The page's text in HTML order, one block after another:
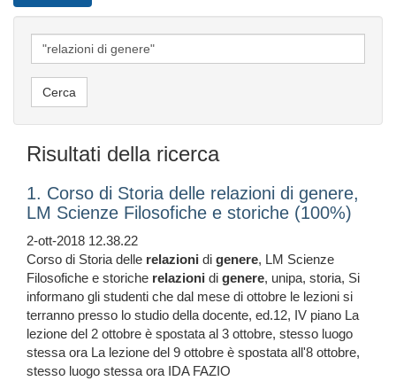
Risultati della ricerca
1. Corso di Storia delle relazioni di genere,
LM Scienze Filosofiche e storiche (100%)
2-ott-2018 12.38.22
Corso di Storia delle relazioni di genere, LM Scienze
Filosofiche e storiche relazioni di genere, unipa, storia, Si
informano gli studenti che dal mese di ottobre le lezioni si
terranno presso lo studio della docente, ed.12, IV piano La
lezione del 2 ottobre è spostata al 3 ottobre, stesso luogo
stessa ora La lezione del 9 ottobre è spostata all'8 ottobre,
stesso luogo stessa ora IDA FAZIO